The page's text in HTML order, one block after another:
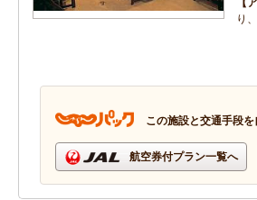
り
この施設と交通手段
航空券付プラン一覧へ